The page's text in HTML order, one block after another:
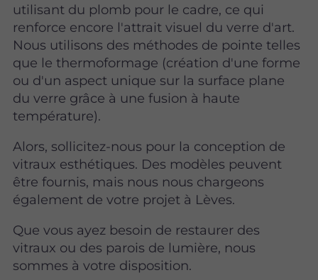
utilisant du plomb pour le cadre, ce qui
renforce encore l'attrait visuel du verre d'art.
Nous utilisons des méthodes de pointe telles
que le thermoformage (création d'une forme
ou d'un aspect unique sur la surface plane
du verre grâce à une fusion à haute
température).
Alors, sollicitez-nous pour la conception de
vitraux esthétiques. Des modèles peuvent
être fournis, mais nous nous chargeons
également de votre projet à Lèves.
Que vous ayez besoin de restaurer des
vitraux ou des parois de lumière, nous
sommes à votre disposition.